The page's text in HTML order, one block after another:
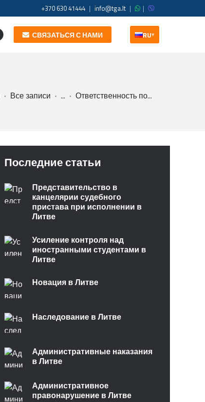
+370 630 41444 | info@tga.lt | |
СВЯЗАТЬСЯ С НАМИ RU▾
Все записи ... Ответственность по...
Последние статьи
Представительство в
канцелярии судебного
пристава при исполнении в
Литве
Усиление контроля над
иностранными студентами в
Литве
Новация в Литве
Наследование в Литве
Административные наказания
в Литве
Административное
правонарушение в Литве